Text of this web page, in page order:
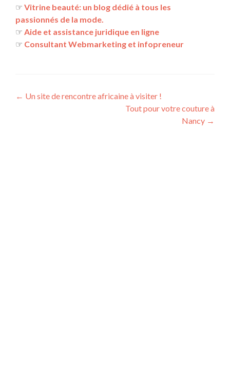
☞ Vitrine beauté: un blog dédié à tous les
passionnés de la mode.
☞ Aide et assistance juridique en ligne
☞ Consultant Webmarketing et infopreneur
← Un site de rencontre africaine à visiter !
Tout pour votre couture à
Nancy →